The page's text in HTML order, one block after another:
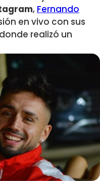
, Fernando
en vivo con sus
realizó un